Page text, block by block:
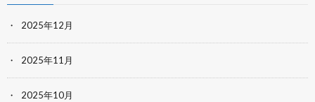
2025年12月
2025年11月
2025年10月